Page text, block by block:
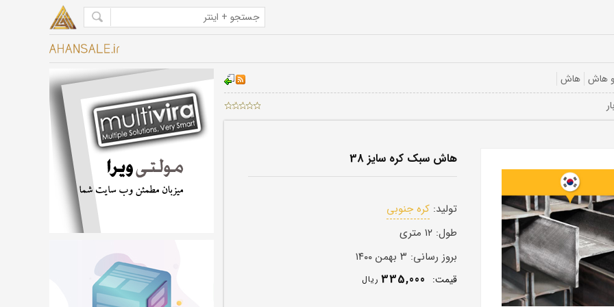
هاش هاش
هاش سبک کره سایز 38
تولید: کره جنوبی
طول: ۱۲ متری
بروز رسانی: ۳ بهمن ۱۴۰۰
قيمت: 335,000 ريال